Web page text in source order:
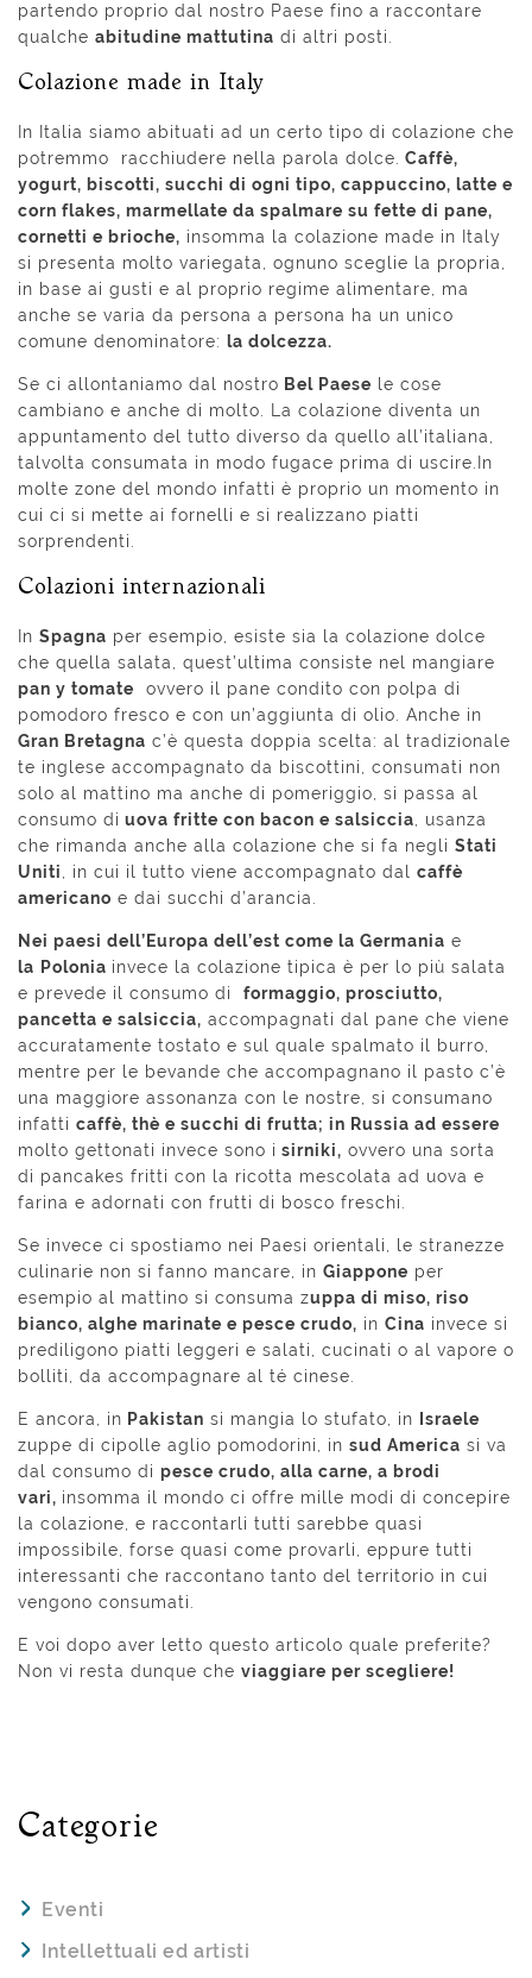
partendo proprio dal nostro Paese fino a raccontare
qualche abitudine mattutina di altri posti.
Colazione made in Italy
In Italia siamo abituati ad un certo tipo di colazione che
potremmo racchiudere nella parola dolce. Caffè,
yogurt, biscotti, succhi di ogni tipo, cappuccino, latte e
corn flakes, marmellate da spalmare su fette di pane,
cornetti e brioche, insomma la colazione made in Italy
si presenta molto variegata, ognuno sceglie la propria,
in base ai gusti e al proprio regime alimentare, ma
anche se varia da persona a persona ha un unico
comune denominatore: la dolcezza.
Se ci allontaniamo dal nostro Bel Paese le cose
cambiano e anche di molto. La colazione diventa un
appuntamento del tutto diverso da quello all’italiana,
talvolta consumata in modo fugace prima di uscire.In
molte zone del mondo infatti è proprio un momento in
cui ci si mette ai fornelli e si realizzano piatti
sorprendenti.
Colazioni internazionali
In Spagna per esempio, esiste sia la colazione dolce
che quella salata, quest’ultima consiste nel mangiare
pan y tomate ovvero il pane condito con polpa di
pomodoro fresco e con un’aggiunta di olio. Anche in
Gran Bretagna c’è questa doppia scelta: al tradizionale
te inglese accompagnato da biscottini, consumati non
solo al mattino ma anche di pomeriggio, si passa al
consumo di uova fritte con bacon e salsiccia , usanza
che rimanda anche alla colazione che si fa negli Stati
Uniti
, in cui il tutto viene accompagnato dal caffè
americano e dai succhi d’arancia.
Nei paesi dell’Europa dell’est come la Germania e
la Polonia invece la colazione tipica è per lo più salata
e prevede il consumo di formaggio, prosciutto,
pancetta e salsiccia, accompagnati dal pane che viene
accuratamente tostato e sul quale spalmato il burro,
mentre per le bevande che accompagnano il pasto c’è
una maggiore assonanza con le nostre, si consumano
infatti caffè, thè e succhi di frutta; in Russia ad essere
molto gettonati invece sono i sirniki, ovvero una sorta
di pancakes fritti con la ricotta mescolata ad uova e
farina e adornati con frutti di bosco freschi.
Se invece ci spostiamo nei Paesi orientali, le stranezze
culinarie non si fanno mancare, in Giappone per
esempio al mattino si consuma zuppa di miso, riso
bianco, alghe marinate e pesce crudo, in Cina invece si
prediligono piatti leggeri e salati, cucinati o al vapore o
bolliti, da accompagnare al té cinese.
E ancora, in Pakistan si mangia lo stufato, in
Israele
zuppe di cipolle aglio pomodorini, in sud America si va
dal consumo di pesce crudo, alla carne, a brodi
vari, insomma il mondo ci offre mille modi di concepire
la colazione, e raccontarli tutti sarebbe quasi
impossibile, forse quasi come provarli, eppure tutti
interessanti che raccontano tanto del territorio in cui
vengono consumati.
E voi dopo aver letto questo articolo quale preferite?
Non vi resta dunque che viaggiare per scegliere!
Categorie
Eventi
Intellettuali ed artisti